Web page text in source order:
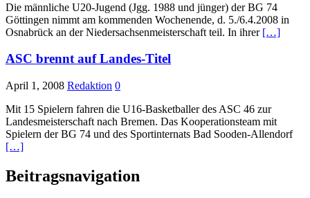
Die männliche U20-Jugend (Jgg. 1988 und jünger) der BG 74
Göttingen nimmt am kommenden Wochenende, d. 5./6.4.2008 in
Osnabrück an der Niedersachsenmeisterschaft teil. In ihrer […]
ASC brennt auf Landes-Titel
April 1, 2008 Redaktion 0
Mit 15 Spielern fahren die U16-Basketballer des ASC 46 zur
Landesmeisterschaft nach Bremen. Das Kooperationsteam mit
Spielern der BG 74 und des Sportinternats Bad Sooden-Allendorf
[…]
Beitragsnavigation